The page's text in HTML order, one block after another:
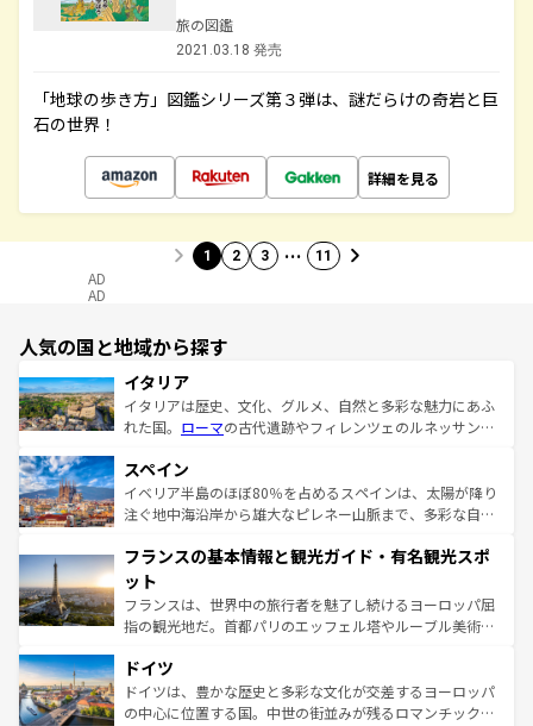
旅の図鑑
2021.03.18 発売
「地球の歩き方」図鑑シリーズ第３弾は、謎だらけの奇岩と巨
石の世界！
詳細を見る
1 2 3 … 11
AD
AD
人気の国と地域から探す
イタリア
イタリアは歴史、文化、グルメ、自然と多彩な魅力にあふ
れた国。 ローマの古代遺跡やフィレンツェのルネッサンス
ろん、トスカーナの美しい田園風景やアマルフィ海岸の絶
景など、自然景観も見逃せない。観光の合間には、本場の
ピザやパスタなど、絶品のイタリア料理を堪能することも
ませてくれるイタリアで、忘れられない旅をしてみよう！
なお、新着のイタリア情報は
しい。
スペイン
イベリア半島のほぼ80％を占めるスペインは、太陽が降り
注ぐ地中海沿岸から雄大なピレネー山脈まで、多彩な自然
文化が根付くこの国では、情熱的なフラメンコ、熱気あふ
れる闘牛、そして美味しいタパスが生活の一部となってい
る。首都マドリードの洗練された雰囲気や、バルセロナの
アートに溢れた街角から、地方では古代ローマ遺跡や中世
せる。地方によって風土や気候が異なるスペインはその個
性で訪れる人を魅了する。 なお、新着のスペイン情報は コ
ンテンツ一覧を参照してほしい。
フランスの基本情報と観光ガイド・有名観光スポ
ット
フランスは、世界中の旅行者を魅了し続けるヨーロッパ屈
指の観光地だ。首都パリのエッフェル塔やルーブル美術館
で、幅広い魅力が詰まっている。華麗な宮殿、歴史的な大
聖堂、美しいビーチ、そして豊かな自然が、訪れる者を心
から魅了する。また、フランスは美食の国としても知ら
ドイツ
ドイツは、豊かな歴史と多彩な文化が交差するヨーロッパ
の中心に位置する国。中世の街並みが残るロマンチック街